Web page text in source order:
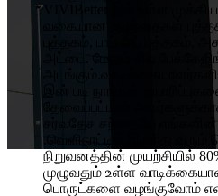
VIVIBetter இல் உள்ள
வகையான குழந்தைகள்
புத்தகம், பாப் அப் புத்தகம்,
அட்டை. மேலும் சில
இன் படி நாங்கள்
தேவைப்பட்டால்
சர்வதேச சந்தையே
.வெளிநாட்டில் இருந்து
நிறுவனத்தின் முயற்சியில்
முழுவதும் உள்ள
பொருட்களை வழங்குவோம்